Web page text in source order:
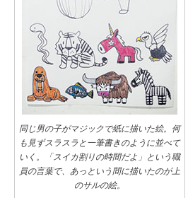
同じ男の子がマジックで紙に描いた絵。何
も見ずスラスラと一筆書きのように並べて
いく。「スイカ割りの時間だよ」という職
員の言葉で、あっという間に描いたのが上
のサルの絵。